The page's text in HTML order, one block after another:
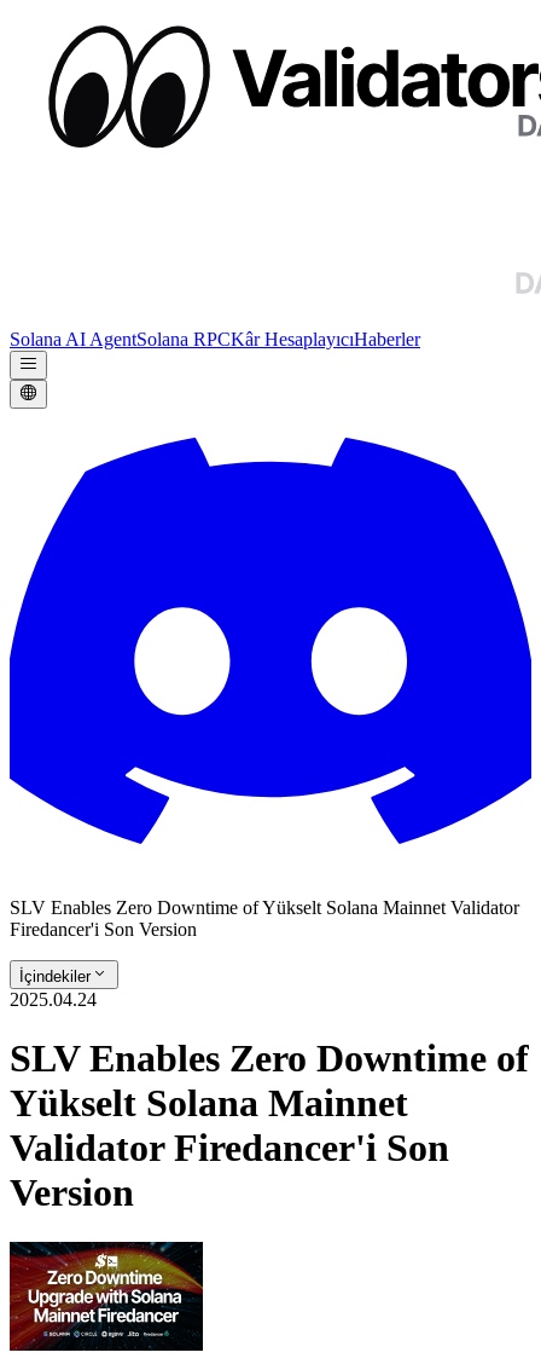
Solana AI AgentSolana RPCKâr HesaplayıcıHaberler
SLV Enables Zero Downtime of Yükselt Solana Mainnet Validator
Firedancer'i Son Version
İçindekiler
2025.04.24
SLV Enables Zero Downtime of
Yükselt Solana Mainnet
Validator Firedancer'i Son
Version